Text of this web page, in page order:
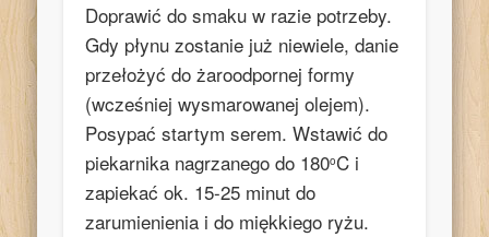
Doprawić do smaku w razie potrzeby.
Gdy płynu zostanie już niewiele, danie
przełożyć do żaroodpornej formy
(wcześniej wysmarowanej olejem).
Posypać startym serem. Wstawić do
piekarnika nagrzanego do 180oC i
zapiekać ok. 15-25 minut do
zarumienienia i do miękkiego ryżu.